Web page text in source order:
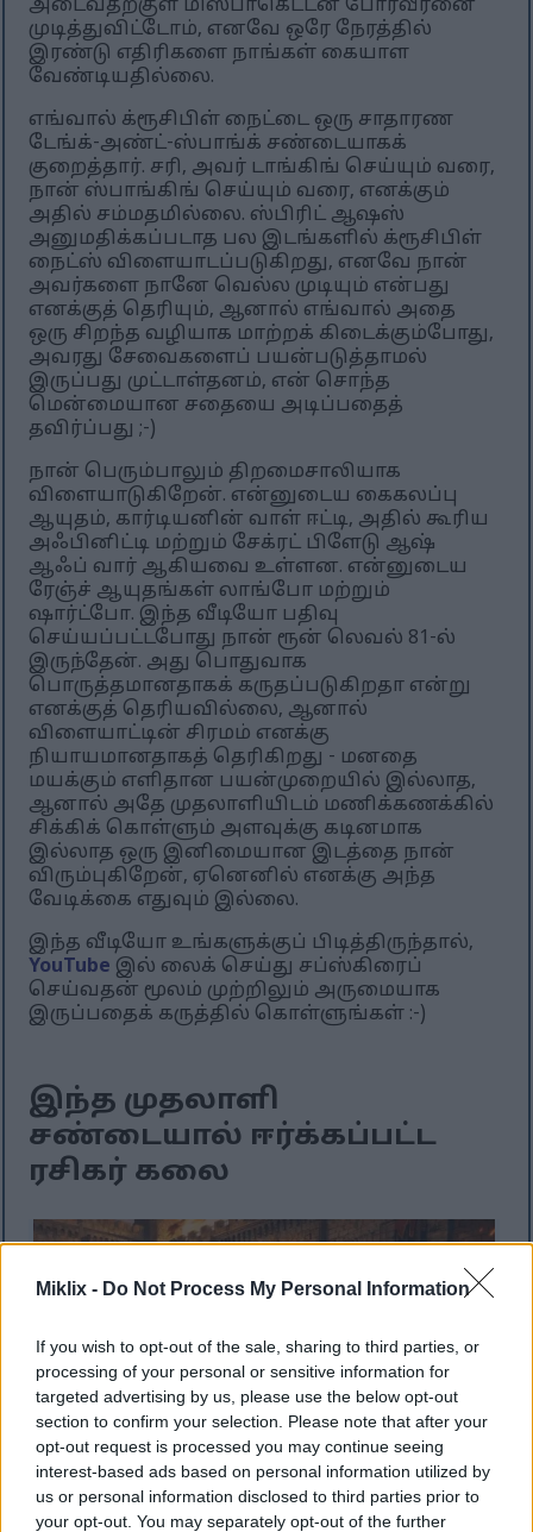
Miklix - Do Not Process My Personal Information
If you wish to opt-out of the sale, sharing to third parties, or
processing of your personal or sensitive information for
targeted advertising by us, please use the below opt-out
section to confirm your selection. Please note that after your
opt-out request is processed you may continue seeing
interest-based ads based on personal information utilized by
us or personal information disclosed to third parties prior to
your opt-out. You may separately opt-out of the further
அடைவதற்குள் மிஸ்பாகெட்டன் போர்வீரனை
முடித்துவிட்டோம், எனவே ஒரே நேரத்தில்
இரண்டு எதிரிகளை நாங்கள் கையாள
வேண்டியதில்லை.
எங்வால் க்ரூசிபிள் நைட்டை ஒரு சாதாரண
டேங்க்-அண்ட்-ஸ்பாங்க் சண்டையாகக்
குறைத்தார். சரி, அவர் டாங்கிங் செய்யும் வரை,
நான் ஸ்பாங்கிங் செய்யும் வரை, எனக்கும்
அதில் சம்மதமில்லை. ஸ்பிரிட் ஆஷஸ்
அனுமதிக்கப்படாத பல இடங்களில் க்ரூசிபிள்
நைட்ஸ் விளையாடப்படுகிறது, எனவே நான்
அவர்களை நானே வெல்ல முடியும் என்பது
எனக்குத் தெரியும், ஆனால் எங்வால் அதை
ஒரு சிறந்த வழியாக மாற்றக் கிடைக்கும்போது,
அவரது சேவைகளைப் பயன்படுத்தாமல்
இருப்பது முட்டாள்தனம், என் சொந்த
மென்மையான சதையை அடிப்பதைத்
தவிர்ப்பது ;-)
நான் பெரும்பாலும் திறமைசாலியாக
விளையாடுகிறேன். என்னுடைய கைகலப்பு
ஆயுதம், கார்டியனின் வாள் ஈட்டி, அதில் கூரிய
அஃபினிட்டி மற்றும் சேக்ரட் பிளேடு ஆஷ்
ஆஃப் வார் ஆகியவை உள்ளன. என்னுடைய
ரேஞ்ச் ஆயுதங்கள் லாங்போ மற்றும்
ஷார்ட்போ. இந்த வீடியோ பதிவு
செய்யப்பட்டபோது நான் ரூன் லெவல் 81-ல்
இருந்தேன். அது பொதுவாக
பொருத்தமானதாகக் கருதப்படுகிறதா என்று
எனக்குத் தெரியவில்லை, ஆனால்
விளையாட்டின் சிரமம் எனக்கு
நியாயமானதாகத் தெரிகிறது - மனதை
மயக்கும் எளிதான பயன்முறையில் இல்லாத,
ஆனால் அதே முதலாளியிடம் மணிக்கணக்கில்
சிக்கிக் கொள்ளும் அளவுக்கு கடினமாக
இல்லாத ஒரு இனிமையான இடத்தை நான்
விரும்புகிறேன், ஏனெனில் எனக்கு அந்த
வேடிக்கை எதுவும் இல்லை.
இந்த வீடியோ உங்களுக்குப் பிடித்திருந்தால்,
YouTube இல் லைக் செய்து சப்ஸ்கிரைப்
செய்வதன் மூலம் முற்றிலும் அருமையாக
இருப்பதைக் கருத்தில் கொள்ளுங்கள் :-)
இந்த முதலாளி
சண்டையால் ஈர்க்கப்பட்ட
ரசிகர் கலை